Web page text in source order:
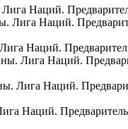
Лига Наций.
Лига Наций.
Наций.
Лига Наций.
Лига Наций.
Наций.